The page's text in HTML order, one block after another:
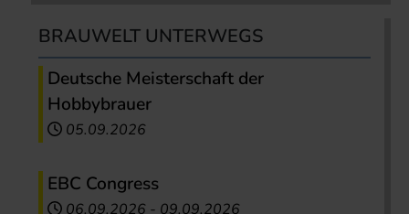
BRAUWELT UNTERWEGS
Deutsche Meisterschaft der
Hobbybrauer
05.09.2026
EBC Congress
06.09.2026 - 09.09.2026